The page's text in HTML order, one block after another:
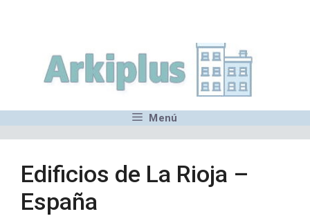
contenido
Menú
Edificios de La Rioja –
España